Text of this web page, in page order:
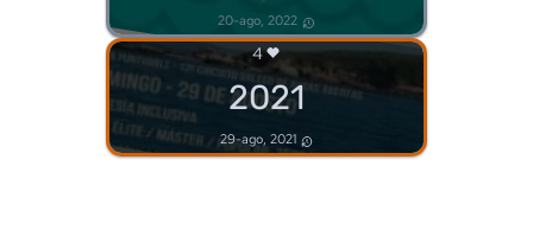
20-ago, 2022
4
2021
29-ago, 2021